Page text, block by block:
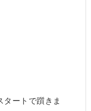
ートで躓きま